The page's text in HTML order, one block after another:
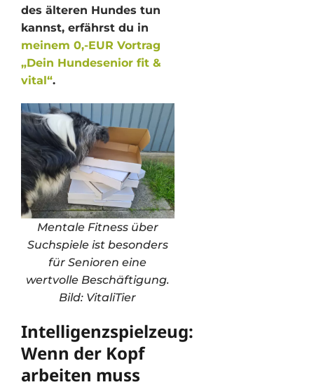
des älteren Hundes tun
kannst, erfährst du in
meinem 0,-EUR Vortrag
„Dein Hundesenior fit &
vital“.
Mentale Fitness über
Suchspiele ist besonders
für Senioren eine
wertvolle Beschäftigung.
Bild: VitaliTier
Intelligenzspielzeug:
Wenn der Kopf
arbeiten muss